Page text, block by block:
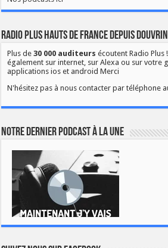
Radio Plus Hauts de France depuis Douvrin
Plus de30 000 auditeurs écoutent Radio Plus
également sur internet, sur Alexa ou sur votre
applications ios et android Merci
N'hésitez pas à nous contacter par téléphone
Notre dernier podcast à la une